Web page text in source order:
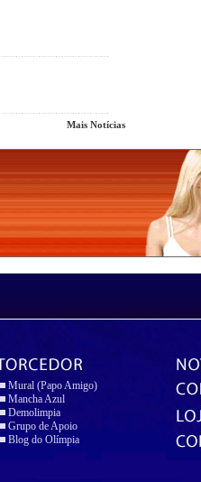
Mais Notícias
Mural (Papo Amigo)
Mancha Azul
Demolimpia
Grupo de Apoio
Blog do Olímpia